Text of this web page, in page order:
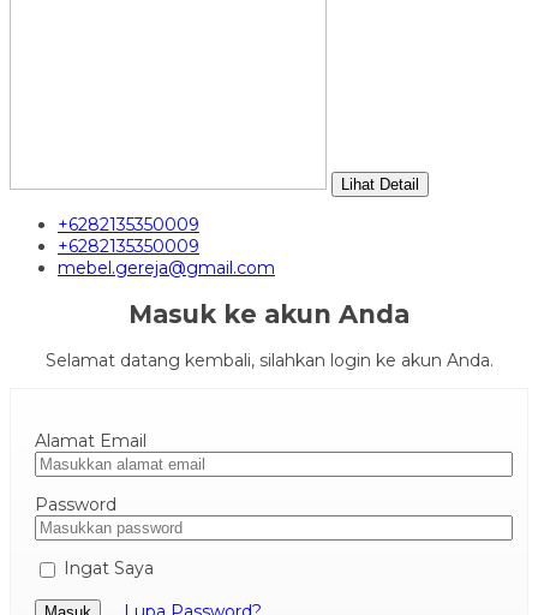
Lihat Detail
+6282135350009
+6282135350009
mebel.gereja@gmail.com
Masuk ke akun Anda
Selamat datang kembali, silahkan login ke akun Anda.
Alamat Email
Password
Ingat Saya